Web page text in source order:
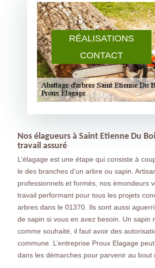
RÉALISATIONS
CONTACT
Nos élagueurs à Saint Etienne Du
travail assuré
L’élagage est une étape qui consiste à
le des branches d’un arbre ou sapin.
professionnels et formés, nos émondeurs
travail performant pour tous les projets
arbres dans le 01370. Ils sont aussi
de sapin si vous en avez besoin. Un sapin
comme souhaité, il faut avoir des
commune. L’entreprise Proux Elagage
dans les démarches pour parvenir au bout